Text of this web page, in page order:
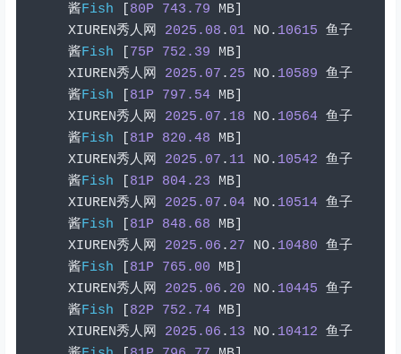
酱Fish 80P 743.79 MB]
XIUREN秀人网 2025.08 . 01 NO. 10615 鱼子
酱Fish 75P 752.39 MB]
XIUREN秀人网 2025.07 . 25 NO. 10589 鱼子
酱Fish 81P 797.54 MB]
XIUREN秀人网 2025.07 . 18 NO. 10564 鱼子
酱Fish 81P 820.48 MB]
XIUREN秀人网 2025.07 . 11 NO. 10542 鱼子
酱Fish 81P 804.23 MB]
XIUREN秀人网 2025.07 . 04 NO. 10514 鱼子
酱Fish 81P 848.68 MB]
XIUREN秀人网 2025.06 . 27 NO. 10480 鱼子
酱Fish 81P 765.00 MB]
XIUREN秀人网 2025.06 . 20 NO. 10445 鱼子
酱Fish 82P 752.74 MB]
XIUREN秀人网 2025.06 . 13 NO. 10412 鱼子